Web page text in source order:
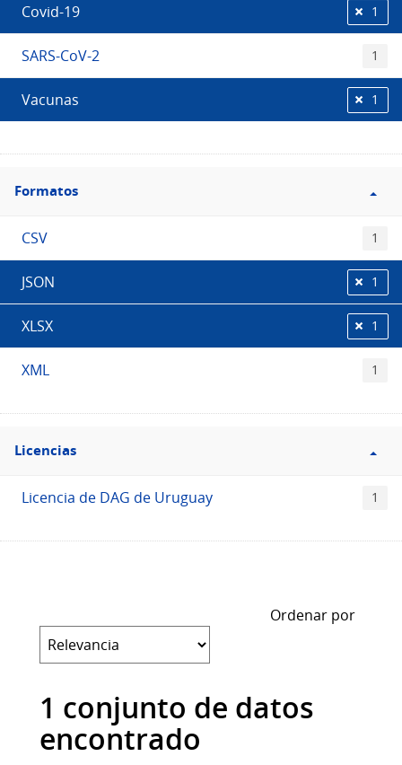
Covid-19 1
SARS-CoV-2 1
Vacunas 1
Filtro
Formatos
Formatos
CSV 1
JSON 1
XLSX 1
XML 1
Filtro
Licencias
Licencias
Licencia de DAG de Uruguay 1
Ordenar por
1 conjunto de datos
encontrado